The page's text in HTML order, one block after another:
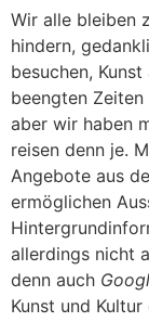
Wir alle bleiben
hindern,
besuchen,
beengten
aber wir haben
reisen denn je.
Angebote aus
ermöglichen
allerdings nicht
denn auch
Kunst und